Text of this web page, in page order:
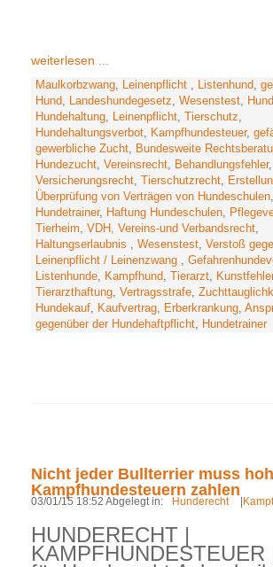
weiterlesen ...
Maulkorbzwang, Leinenpflicht , Listenhund,
Hund, Landeshundegesetz, Wesenstest,
Hundehaltung, Leinenpflicht, Tierschutz,
Hundehaltungsverbot, Kampfhundesteuer,
gewerbliche Zucht, Bundesweite
Hundezucht, Vereinsrecht, Behandlungsfehler,
Versicherungsrecht, Tierschutzrecht,
Überprüfung von Verträgen von Hundeschulen,
Hundetrainer, Haftung Hundeschulen,
Tierheim, VDH, Vereins-und Verbandsrecht,
Haltungserlaubnis , Wesenstest, Verstoß
Leinenpflicht / Leinenzwang ,
Listenhunde, Kampfhund, Tierarzt, Kunstfehler
Tierarzthaftung, Vertragsstrafe,
Hundekauf, Kaufvertrag, Erberkrankung,
gegenüber der Hundehaftpflicht, Hundetrainer
Nicht jeder Bullterrier muss
Kampfhundesteuern zahlen
03/01/15 18:52 Abgelegt in: Hunderecht |
HUNDERECHT |
KAMPFHUNDESTEUER